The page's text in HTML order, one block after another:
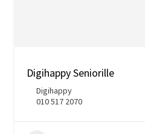
Digihappy Seniorille
Digihappy
010 517 2070